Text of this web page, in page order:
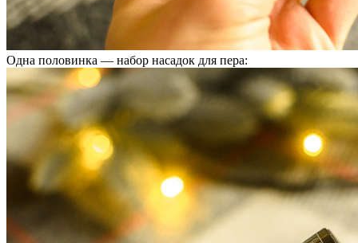
Одна половинка — набор насадок для пера: